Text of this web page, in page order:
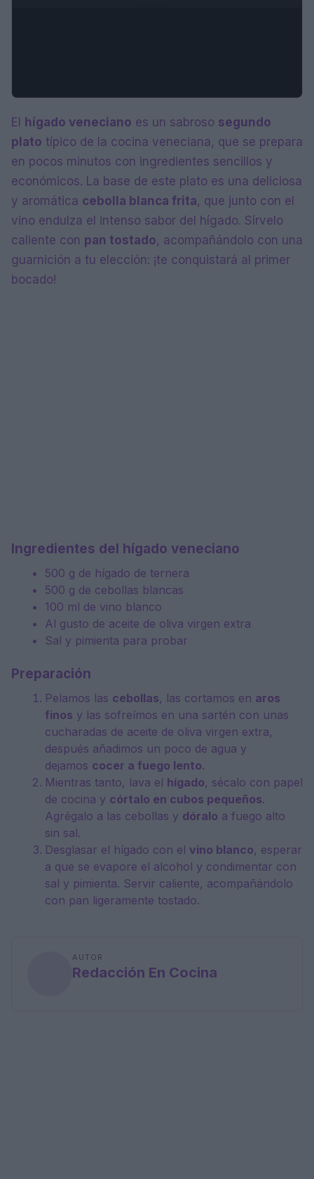
El hígado veneciano es un sabroso segundo
plato típico de la cocina veneciana, que se prepara
en pocos minutos con ingredientes sencillos y
económicos. La base de este plato es una deliciosa
y aromática cebolla blanca frita, que junto con el
vino endulza el intenso sabor del hígado. Sírvelo
caliente con pan tostado, acompañándolo con una
guarnición a tu elección: ¡te conquistará al primer
bocado!
Ingredientes del hígado veneciano
500 g de hígado de ternera
500 g de cebollas blancas
100 ml de vino blanco
Al gusto de aceite de oliva virgen extra
Sal y pimienta para probar
Preparación
Pelamos las cebollas, las cortamos en aros
finos y las sofreímos en una sartén con unas
cucharadas de aceite de oliva virgen extra,
después añadimos un poco de agua y
dejamos cocer a fuego lento.
Mientras tanto, lava el hígado, sécalo con papel
de cocina y córtalo en cubos pequeños.
Agrégalo a las cebollas y dóralo a fuego alto
sin sal.
Desglasar el hígado con el vino blanco, esperar
a que se evapore el alcohol y condimentar con
sal y pimienta. Servir caliente, acompañándolo
con pan ligeramente tostado.
AUTOR
Redacción En Cocina